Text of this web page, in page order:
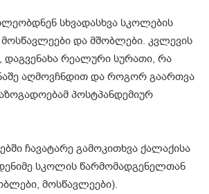
სხვადასხვა სკოლების
და მშობლები. კვლევის
დაგვენახა რეალური სურათი, რა
აღმოვჩნდით და როგორ გაართვა
პოსტპანდემიურ
ჩავატარე გამოკითხვა ქალაქისა
სკოლის წარმომადგენელთან
მოსწავლეები).